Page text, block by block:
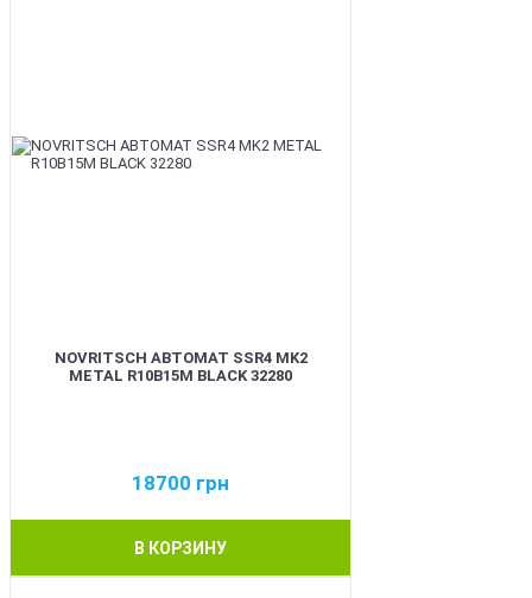
NOVRITSCH АВТОМАТ SSR4 MK2
METAL R10B15M BLACK 32280
18700 грн
В КОРЗИНУ